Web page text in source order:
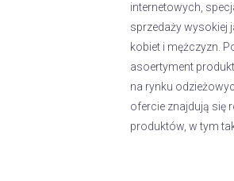
internetowych,
sprzedaży wysokiej
kobiet i mężczyzn.
asoertyment
na rynku
ofercie znajdują się
produktów, w tym